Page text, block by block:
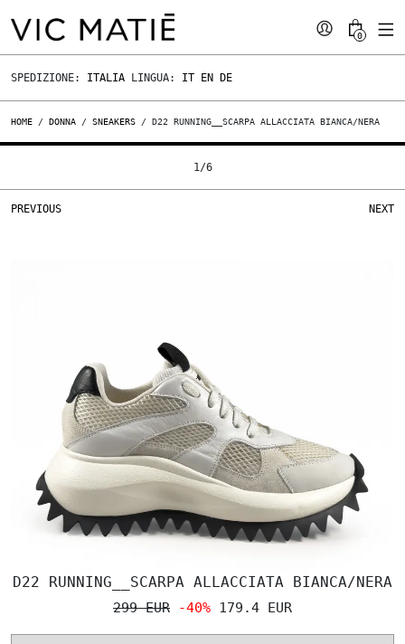
0
SPEDIZIONE: ITALIA LINGUA: IT EN DE
HOME / DONNA / SNEAKERS / D22 RUNNING__SCARPA ALLACCIATA BIANCA/NERA
D22 RUNNING__SCARPA ALLACCIATA BIANCA/NERA
299 EUR -40% 179.4 EUR
PREVIOUS NEXT
1/6